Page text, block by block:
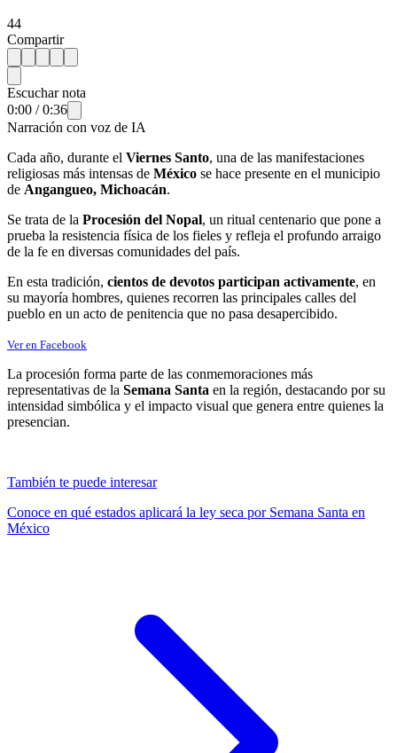
44
Compartir
Escuchar nota
0:00 /0:36
Narración con voz de IA
Cada año, durante el Viernes Santo, una de las manifestaciones
religiosas más intensas de México se hace presente en el municipio
de Angangueo, Michoacán.
Se trata de la Procesión del Nopal, un ritual centenario que pone a
prueba la resistencia física de los fieles y refleja el profundo arraigo
de la fe en diversas comunidades del país.
En esta tradición, cientos de devotos participan activamente, en
su mayoría hombres, quienes recorren las principales calles del
pueblo en un acto de penitencia que no pasa desapercibido.
Ver en Facebook
La procesión forma parte de las conmemoraciones más
representativas de la Semana Santa en la región, destacando por su
intensidad simbólica y el impacto visual que genera entre quienes la
presencian.
También te puede interesar
Conoce en qué estados aplicará la ley seca por Semana Santa en
México